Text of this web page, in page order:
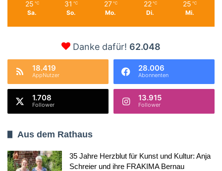
25 ℃
Sa.
31 ℃
So.
27 ℃
Mo.
22 ℃
Di.
25 ℃
Mi.
Danke dafür! 62.048
18.419
AppNutzer
28.006
Abonnenten
1.708
Follower
13.915
Follower
Aus dem Rathaus
35 Jahre Herzblut für Kunst und Kultur: Anja
Schreier und ihre FRAKIMA Bernau